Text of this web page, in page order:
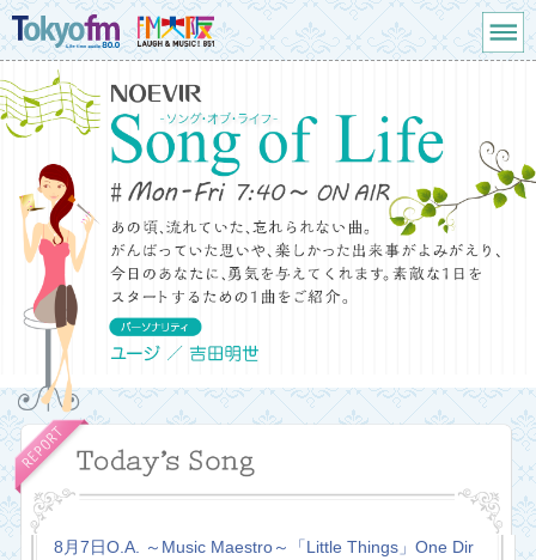
8月7日O.A. ～Music Maestro～「Little Things」One Dir